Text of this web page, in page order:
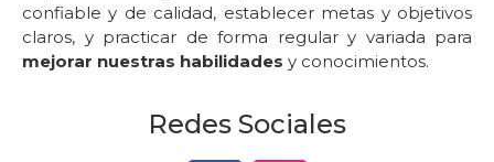
confiable y de calidad, establecer metas y objetivos
claros, y practicar de forma regular y variada para
mejorar nuestras habilidades y conocimientos.
Redes Sociales